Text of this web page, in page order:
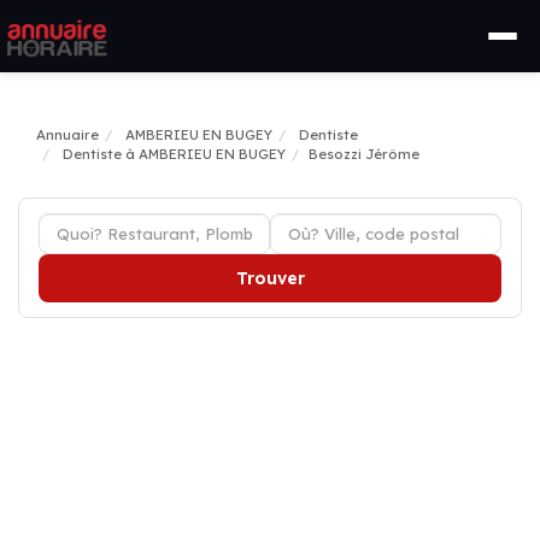
Annuaire AMBERIEU EN BUGEY
Dentiste
Dentiste à AMBERIEU EN BUGEY
Besozzi Jérôme
Trouver